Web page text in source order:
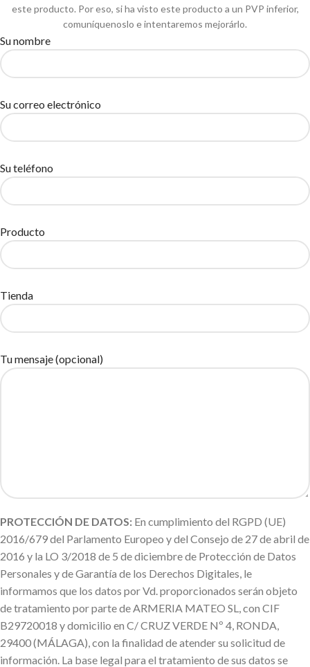
este producto. Por eso, si ha visto este producto a un PVP inferior,
comuníquenoslo e intentaremos mejorárlo.
Su nombre
Su correo electrónico
Su teléfono
Producto
Tienda
Tu mensaje (opcional)
PROTECCIÓN DE DATOS: En cumplimiento del RGPD (UE)
2016/679 del Parlamento Europeo y del Consejo de 27 de abril de
2016 y la LO 3/2018 de 5 de diciembre de Protección de Datos
Personales y de Garantía de los Derechos Digitales, le
informamos que los datos por Vd. proporcionados serán objeto
de tratamiento por parte de ARMERIA MATEO SL, con CIF
B29720018 y domicilio en C/ CRUZ VERDE Nº 4, RONDA,
29400 (MÁLAGA), con la finalidad de atender su solicitud de
información. La base legal para el tratamiento de sus datos se